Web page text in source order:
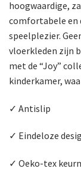
hoogwaardige,
comfortabele en
speelplezier.
vloerkleden zijn
met de “Joy”
kinderkamer,
✓ Antislip
✓ Eindeloze
✓ Oeko-tex